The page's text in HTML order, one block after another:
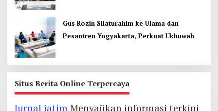
Gus Rozin Silaturahim ke Ulama dan
Pesantren Yogyakarta, Perkuat Ukhuwah
Situs Berita Online Terpercaya
Jurnal jatimMenyajikan informasi terkini